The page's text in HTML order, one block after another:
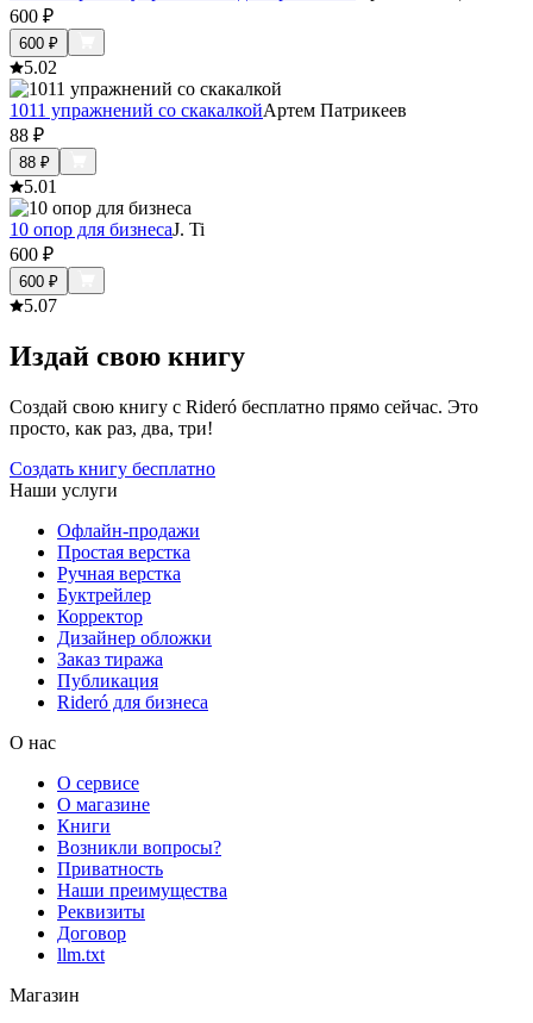
600 ₽
600 ₽
5.02
1011 упражнений со скакалкойАртем Патрикеев
88 ₽
88 ₽
5.01
10 опор для бизнесаJ. Ti
600 ₽
600 ₽
5.07
Издай свою книгу
Создай свою книгу с Rideró бесплатно прямо сейчас. Это
просто, как раз, два, три!
Создать книгу бесплатно
Наши услуги
Офлайн-продажи
Простая верстка
Ручная верстка
Буктрейлер
Корректор
Дизайнер обложки
Заказ тиража
Публикация
Rideró для бизнеса
О нас
О сервисе
О магазине
Книги
Возникли вопросы?
Приватность
Наши преимущества
Реквизиты
Договор
llm.txt
Магазин